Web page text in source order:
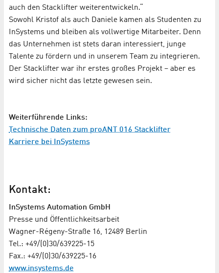
auch den Stacklifter weiterentwickeln.“
Sowohl Kristof als auch Daniele kamen als Studenten zu
InSystems und bleiben als vollwertige Mitarbeiter. Denn
das Unternehmen ist stets daran interessiert, junge
Talente zu fördern und in unserem Team zu integrieren.
Der Stacklifter war ihr erstes großes Projekt – aber es
wird sicher nicht das letzte gewesen sein.
Weiterführende Links:
Technische Daten zum proANT 016 Stacklifter
Karriere bei InSystems
Kontakt:
InSystems Automation GmbH
Presse und Öffentlichkeitsarbeit
Wagner-Régeny-Straße 16, 12489 Berlin
Tel.: +49/(0)30/639225-15
Fax.: +49/(0)30/639225-16
www.insystems.de